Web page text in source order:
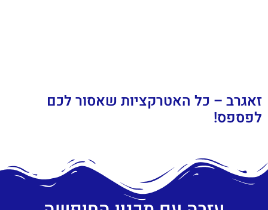
זאגרב – כל האטרקציות שאסור לכם
לפספס!